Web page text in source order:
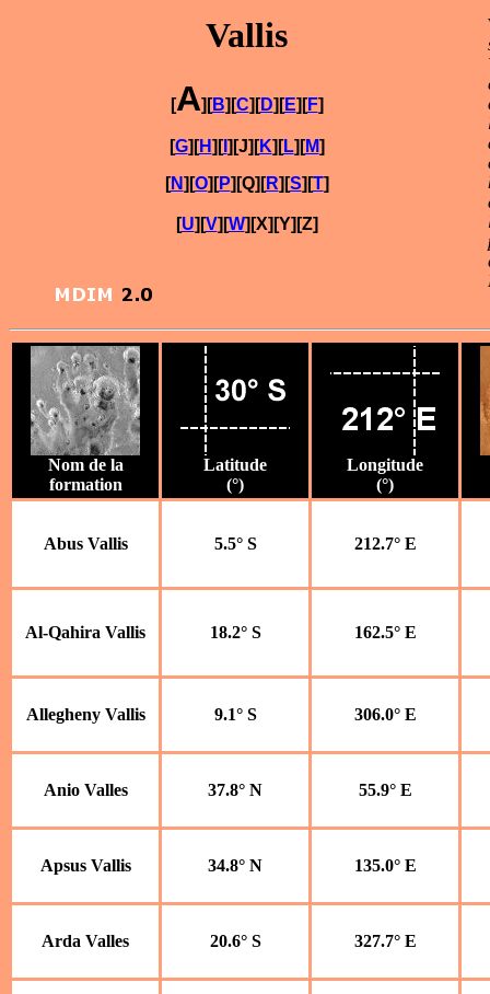
Vallis
[A][B][C][D][E][F]
[G][H][I][J][K][L][M]
[N][O][P][Q][R][S][T]
[U][V][W][X][Y][Z]
Nom de la
formation
Latitude
(°)
Longitude
(°)
Abus Vallis 5.5° S 212.7° E
Al-Qahira Vallis 18.2° S 162.5° E
Allegheny Vallis 9.1° S 306.0° E
Anio Valles 37.8° N 55.9° E
Apsus Vallis 34.8° N 135.0° E
Arda Valles 20.6° S 327.7° E